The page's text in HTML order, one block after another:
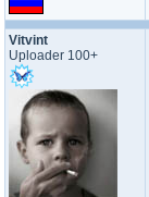
Vitvint
Uploader 100+